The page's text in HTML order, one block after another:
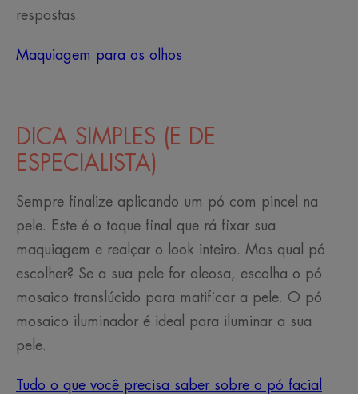
respostas.
Maquiagem para os olhos
DICA SIMPLES (E DE
ESPECIALISTA)
Sempre finalize aplicando um pó com pincel na
pele. Este é o toque final que rá fixar sua
maquiagem e realçar o look inteiro. Mas qual pó
escolher? Se a sua pele for oleosa, escolha o pó
mosaico translúcido para matificar a pele. O pó
mosaico iluminador é ideal para iluminar a sua
pele.
Tudo o que você precisa saber sobre o pó facial